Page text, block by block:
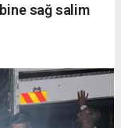
sağ salim